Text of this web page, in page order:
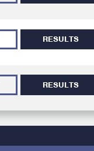
RESULTS
RESULTS